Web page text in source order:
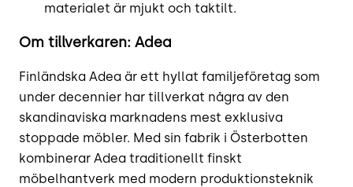
materialet är mjukt och taktilt.
Om tillverkaren: Adea
Finländska Adea är ett hyllat familjeföretag som
under decennier har tillverkat några av den
skandinaviska marknadens mest exklusiva
stoppade möbler. Med sin fabrik i Österbotten
kombinerar Adea traditionellt finskt
möbelhantverk med modern produktionsteknik